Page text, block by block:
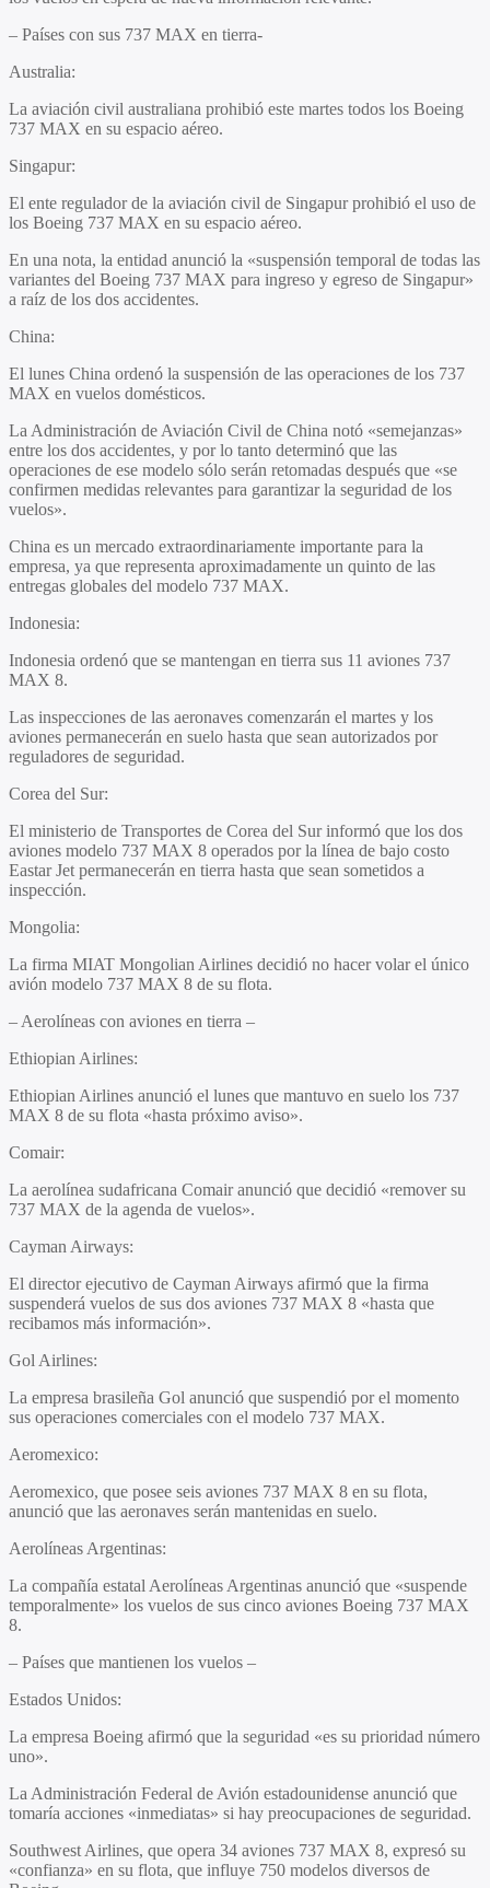
– Países con sus 737 MAX en tierra-
Australia:
La aviación civil australiana prohibió este martes todos los Boeing
737 MAX en su espacio aéreo.
Singapur:
El ente regulador de la aviación civil de Singapur prohibió el uso de
los Boeing 737 MAX en su espacio aéreo.
En una nota, la entidad anunció la «suspensión temporal de todas las
variantes del Boeing 737 MAX para ingreso y egreso de Singapur»
a raíz de los dos accidentes.
China:
El lunes China ordenó la suspensión de las operaciones de los 737
MAX en vuelos domésticos.
La Administración de Aviación Civil de China notó «semejanzas»
entre los dos accidentes, y por lo tanto determinó que las
operaciones de ese modelo sólo serán retomadas después que «se
confirmen medidas relevantes para garantizar la seguridad de los
vuelos».
China es un mercado extraordinariamente importante para la
empresa, ya que representa aproximadamente un quinto de las
entregas globales del modelo 737 MAX.
Indonesia:
Indonesia ordenó que se mantengan en tierra sus 11 aviones 737
MAX 8.
Las inspecciones de las aeronaves comenzarán el martes y los
aviones permanecerán en suelo hasta que sean autorizados por
reguladores de seguridad.
Corea del Sur:
El ministerio de Transportes de Corea del Sur informó que los dos
aviones modelo 737 MAX 8 operados por la línea de bajo costo
Eastar Jet permanecerán en tierra hasta que sean sometidos a
inspección.
Mongolia:
La firma MIAT Mongolian Airlines decidió no hacer volar el único
avión modelo 737 MAX 8 de su flota.
– Aerolíneas con aviones en tierra –
Ethiopian Airlines:
Ethiopian Airlines anunció el lunes que mantuvo en suelo los 737
MAX 8 de su flota «hasta próximo aviso».
Comair:
La aerolínea sudafricana Comair anunció que decidió «remover su
737 MAX de la agenda de vuelos».
Cayman Airways:
El director ejecutivo de Cayman Airways afirmó que la firma
suspenderá vuelos de sus dos aviones 737 MAX 8 «hasta que
recibamos más información».
Gol Airlines:
La empresa brasileña Gol anunció que suspendió por el momento
sus operaciones comerciales con el modelo 737 MAX.
Aeromexico:
Aeromexico, que posee seis aviones 737 MAX 8 en su flota,
anunció que las aeronaves serán mantenidas en suelo.
Aerolíneas Argentinas:
La compañía estatal Aerolíneas Argentinas anunció que «suspende
temporalmente» los vuelos de sus cinco aviones Boeing 737 MAX
8.
– Países que mantienen los vuelos –
Estados Unidos:
La empresa Boeing afirmó que la seguridad «es su prioridad número
uno».
La Administración Federal de Avión estadounidense anunció que
tomaría acciones «inmediatas» si hay preocupaciones de seguridad.
Southwest Airlines, que opera 34 aviones 737 MAX 8, expresó su
«confianza» en su flota, que influye 750 modelos diversos de